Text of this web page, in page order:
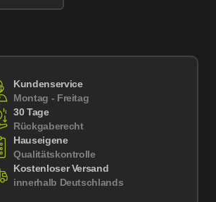
Kundenservice
Montag - Freitag
30 Tage
Rückgaberecht
Hauseigene
Qualitätskontrolle
Kostenloser Versand
innerhalb Deutschlands